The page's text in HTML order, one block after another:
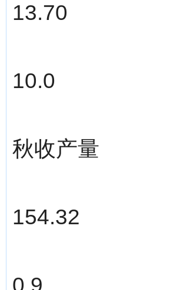
13.70
10.0
秋收产量
154.32
0.9